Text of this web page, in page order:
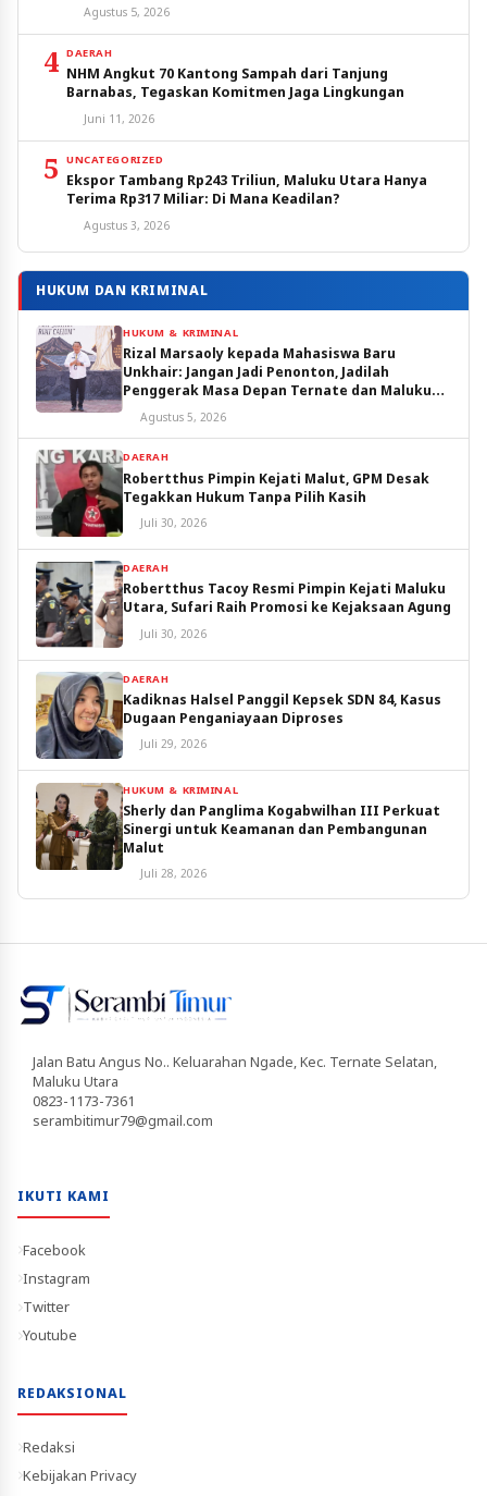
Agustus 5, 2026
4 DAERAH
NHM Angkut 70 Kantong Sampah dari Tanjung
Barnabas, Tegaskan Komitmen Jaga Lingkungan
Juni 11, 2026
5 UNCATEGORIZED
Ekspor Tambang Rp243 Triliun, Maluku Utara Hanya
Terima Rp317 Miliar: Di Mana Keadilan?
Agustus 3, 2026
HUKUM DAN KRIMINAL
HUKUM & KRIMINAL
Rizal Marsaoly kepada Mahasiswa Baru
Unkhair: Jangan Jadi Penonton, Jadilah
Penggerak Masa Depan Ternate dan Maluku
Utara
Agustus 5, 2026
DAERAH
Robertthus Pimpin Kejati Malut, GPM Desak
Tegakkan Hukum Tanpa Pilih Kasih
Juli 30, 2026
DAERAH
Robertthus Tacoy Resmi Pimpin Kejati Maluku
Utara, Sufari Raih Promosi ke Kejaksaan Agung
Juli 30, 2026
DAERAH
Kadiknas Halsel Panggil Kepsek SDN 84, Kasus
Dugaan Penganiayaan Diproses
Juli 29, 2026
HUKUM & KRIMINAL
Sherly dan Panglima Kogabwilhan III Perkuat
Sinergi untuk Keamanan dan Pembangunan
Malut
Juli 28, 2026
Jalan Batu Angus No.. Keluarahan Ngade, Kec. Ternate Selatan,
Maluku Utara
0823-1173-7361
serambitimur79@gmail.com
IKUTI KAMI
Facebook
Instagram
Twitter
Youtube
REDAKSIONAL
Redaksi
Kebijakan Privacy